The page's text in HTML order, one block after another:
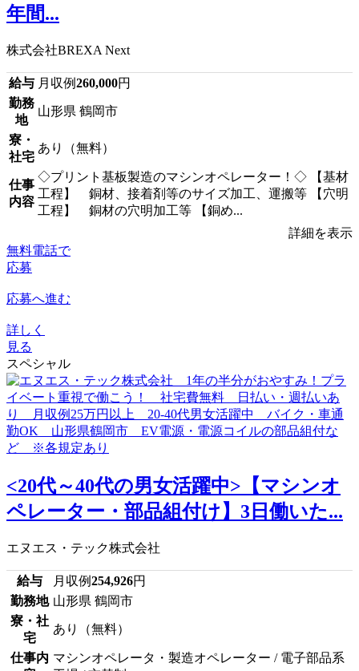
年間...
株式会社BREXA Next
給与 月収例260,000円
勤務
地
山形県 鶴岡市
寮・
社宅
あり（無料）
仕事
内容
◇プリント基板製造のマシンオペレーター！◇ 【基材
工程】 銅材、接着剤等のサイズ加工、運搬等 【穴明
工程】 銅材の穴明加工等 【銅め...
詳細を表示
無料電話で
応募
応募へ進む
詳しく
見る
スペシャル
<20代～40代の男女活躍中>【マシンオ
ペレーター・部品組付け】3日働いた...
エヌエス・テック株式会社
給与 月収例254,926円
勤務地 山形県 鶴岡市
寮・社
宅
あり（無料）
仕事内 マシンオペレータ・製造オペレーター / 電子部品系